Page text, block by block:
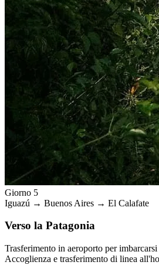
Giorno 5
Iguazú → Buenos Aires → El Calafate
Verso la Patagonia
Trasferimento in aeroporto per
Accoglienza e trasferimento di linea